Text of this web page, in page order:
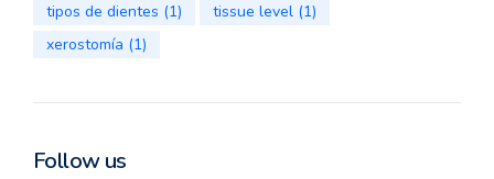
tipos de dientes (1) tissue level (1)
xerostomía (1)
Follow us